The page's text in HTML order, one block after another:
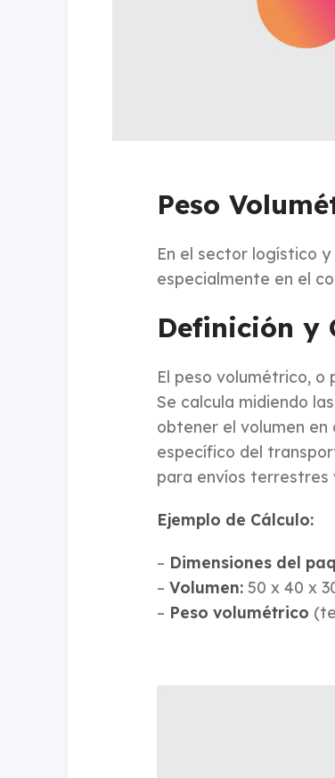
Peso
En el sector logístico
especialmente en el
Definición y
El peso volumétrico, o
Se calcula midiendo
obtener el volumen
específico del
para envíos terrestres
Ejemplo de Cálculo:
– Dimensiones del
– Volumen: 50 x 40 x
– Peso volumétrico